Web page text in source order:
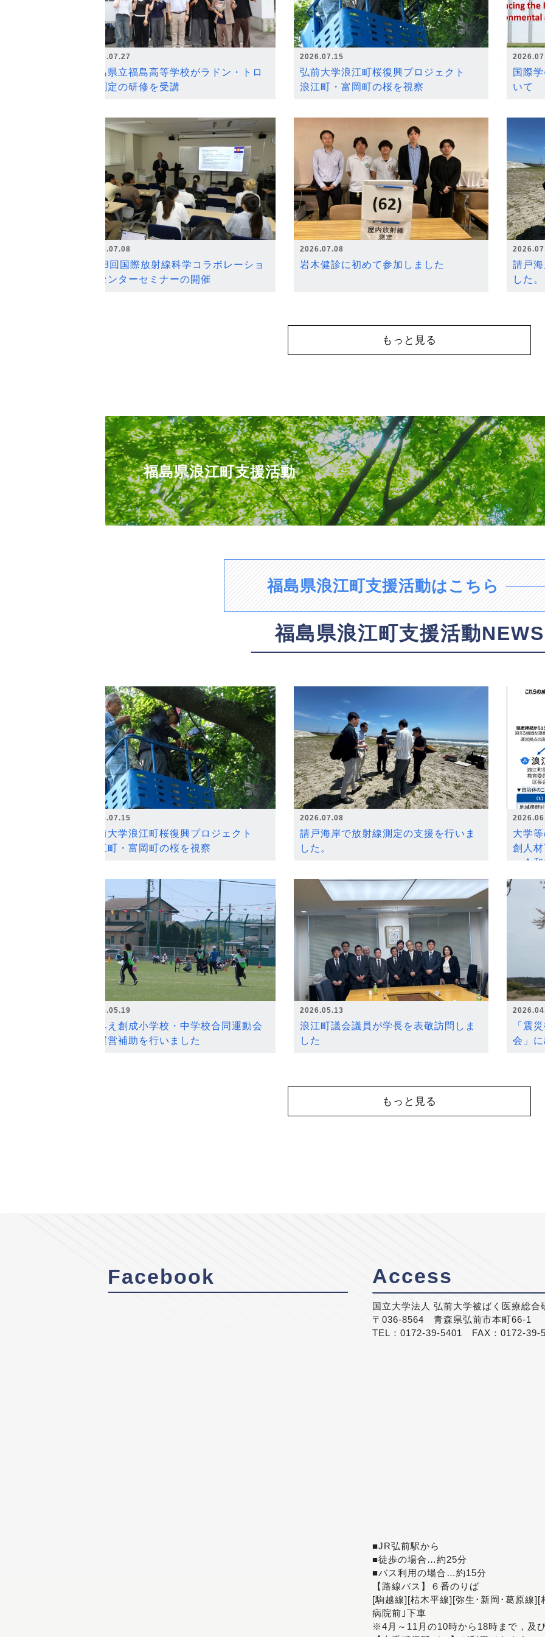
2026.07.27
福島県立福島高等学校がラドン・トロ
ン測定の研修を受講
2026.07.15
弘前大学浪江町桜復興プロジェクト
浪江町・富岡町の桜を視察
国際
いて
2026.07.08
第18回国際放射線科学コラボレーショ
ンセンターセミナーの開催
2026.07.08
岩木健診に初めて参加しました
請戸
した。
もっと見る
福島県浪江町支援活動
福島県浪江町支援活動はこちら
福島県浪江町支援活動NEWS
2026.07.15
弘前大学浪江町桜復興プロジェクト
浪江町・富岡町の桜を視察
2026.07.08
請戸海岸で放射線測定の支援を行いま
した。
大学
創人
～令
2026.05.19
なみえ創成小学校・中学校合同運動会
の運営補助を行いました
2026.05.13
浪江町議会議員が学長を表敬訪問しま
した
「震
会」
もっと見る
Facebook Access
国立大学法人 弘前大学被ばく医療総合
〒036-8564 青森県弘前市本町66-1
TEL：0172-39-5401 FAX：0172-39-
■JR弘前駅から
■徒歩の場合…約25分
■バス利用の場合…約15分
【路線バス】６番のりば
[駒越線][枯木平線][弥生･新岡･葛原線
病院前｣下車
※4月～11月の10時から18時まで，及